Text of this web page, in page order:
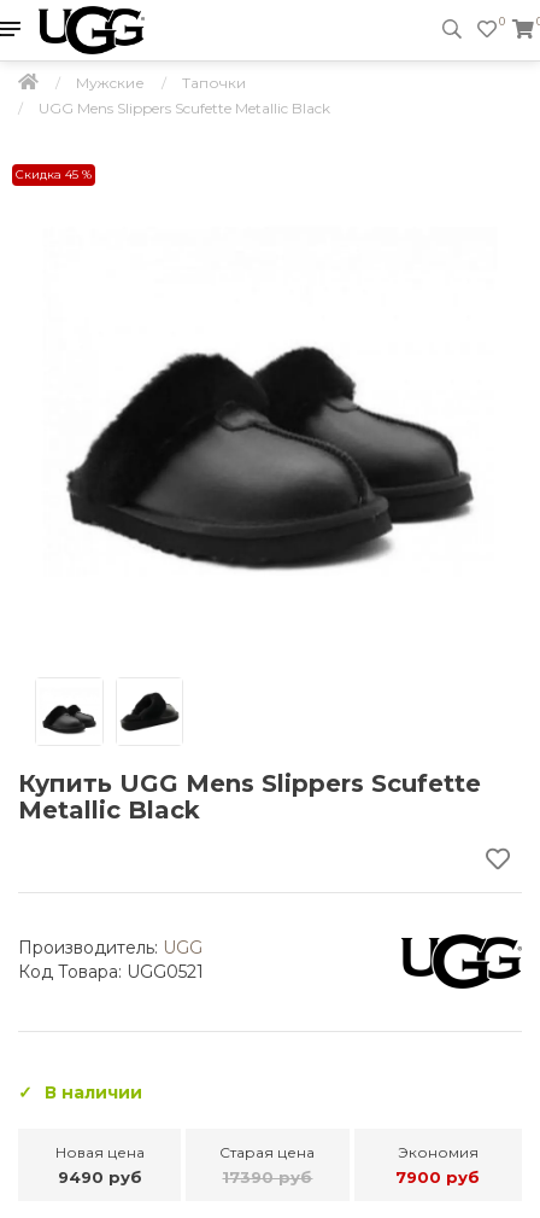
0
Мужские
Тапочки
UGG Mens Slippers Scufette Metallic Black
Скидка 45 %
Купить UGG Mens Slippers Scufette
Metallic Black
Производитель: UGG
Код Товара: UGG0521
В наличии
Новая цена
9490 руб
Старая цена
17390 руб
Экономия
7900 руб